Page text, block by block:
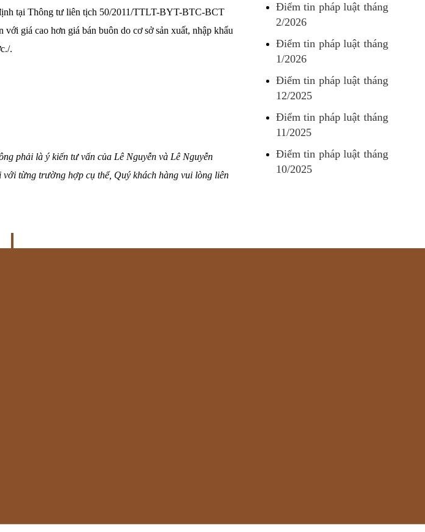
tại Thông tư liên tịch 50/2011/TTLT-BYT-BTC-BCT
giá cao hơn giá bán buôn do cơ sở sản xuất, nhập khẩu
.
phải là ý kiến tư vấn của Lê Nguyễn và Lê Nguyễn
từng trường hợp cụ thể, Quý khách hàng vui lòng liên
Điểm tin pháp luật tháng
2/2026
Điểm tin pháp luật tháng
1/2026
Điểm tin pháp luật tháng
12/2025
Điểm tin pháp luật tháng
11/2025
Điểm tin pháp luật tháng
10/2025